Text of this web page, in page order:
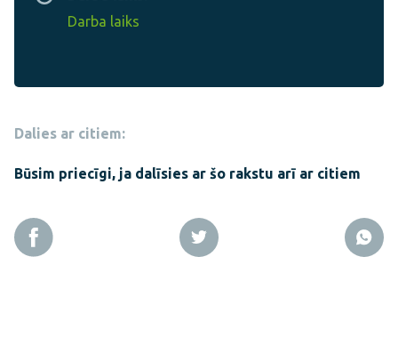
Darba laiks
Dalies ar citiem:
Būsim priecīgi, ja dalīsies ar šo rakstu arī ar citiem